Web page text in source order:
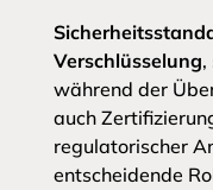
Verschlüsselung,
während der
auch
regulatorischer
entscheidende